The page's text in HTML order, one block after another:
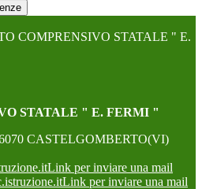
COMPRENSIVO STATALE " E.
STATALE " E. FERMI "
CASTELGOMBERTO(VI)
Link per inviare una mail
Link per inviare una mail